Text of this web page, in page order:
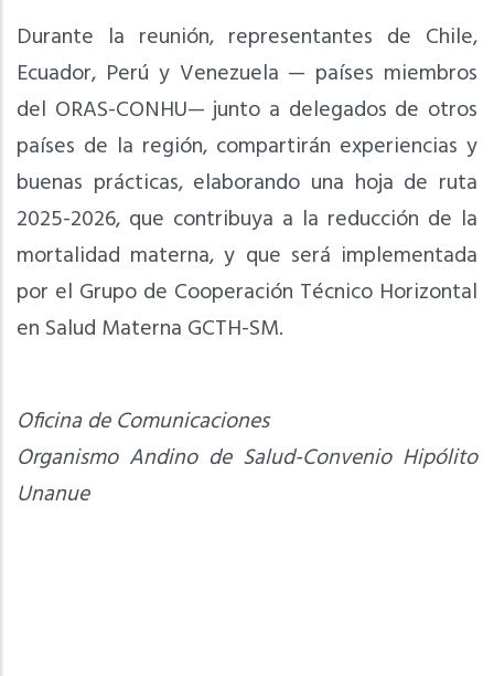
Durante la reunión, representantes de Chile,
Ecuador, Perú y Venezuela — países miembros
del ORAS-CONHU— junto a delegados de otros
países de la región, compartirán experiencias y
buenas prácticas, elaborando una hoja de ruta
2025-2026, que contribuya a la reducción de la
mortalidad materna, y que será implementada
por el Grupo de Cooperación Técnico Horizontal
en Salud Materna GCTH-SM.
Oficina de Comunicaciones
Organismo Andino de Salud-Convenio Hipólito
Unanue